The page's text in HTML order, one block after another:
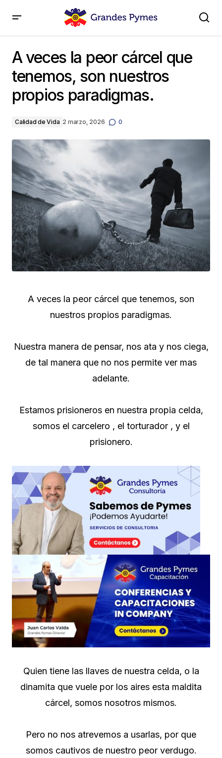
propios paradigmas.
A veces la peor cárcel que
tenemos, son nuestros
propios paradigmas.
Calidad de Vida 2 marzo, 2026 0
A veces la peor cárcel que tenemos, son
nuestros propios paradigmas.
Nuestra manera de pensar, nos ata y nos ciega,
de tal manera que no nos permite ver mas
adelante.
Estamos prisioneros en nuestra propia celda,
somos el carcelero , el torturador , y el
prisionero.
Quien tiene las llaves de nuestra celda, o la
dinamita que vuele por los aires esta maldita
cárcel, somos nosotros mismos.
Pero no nos atrevemos a usarlas, por que
somos cautivos de nuestro peor verdugo.